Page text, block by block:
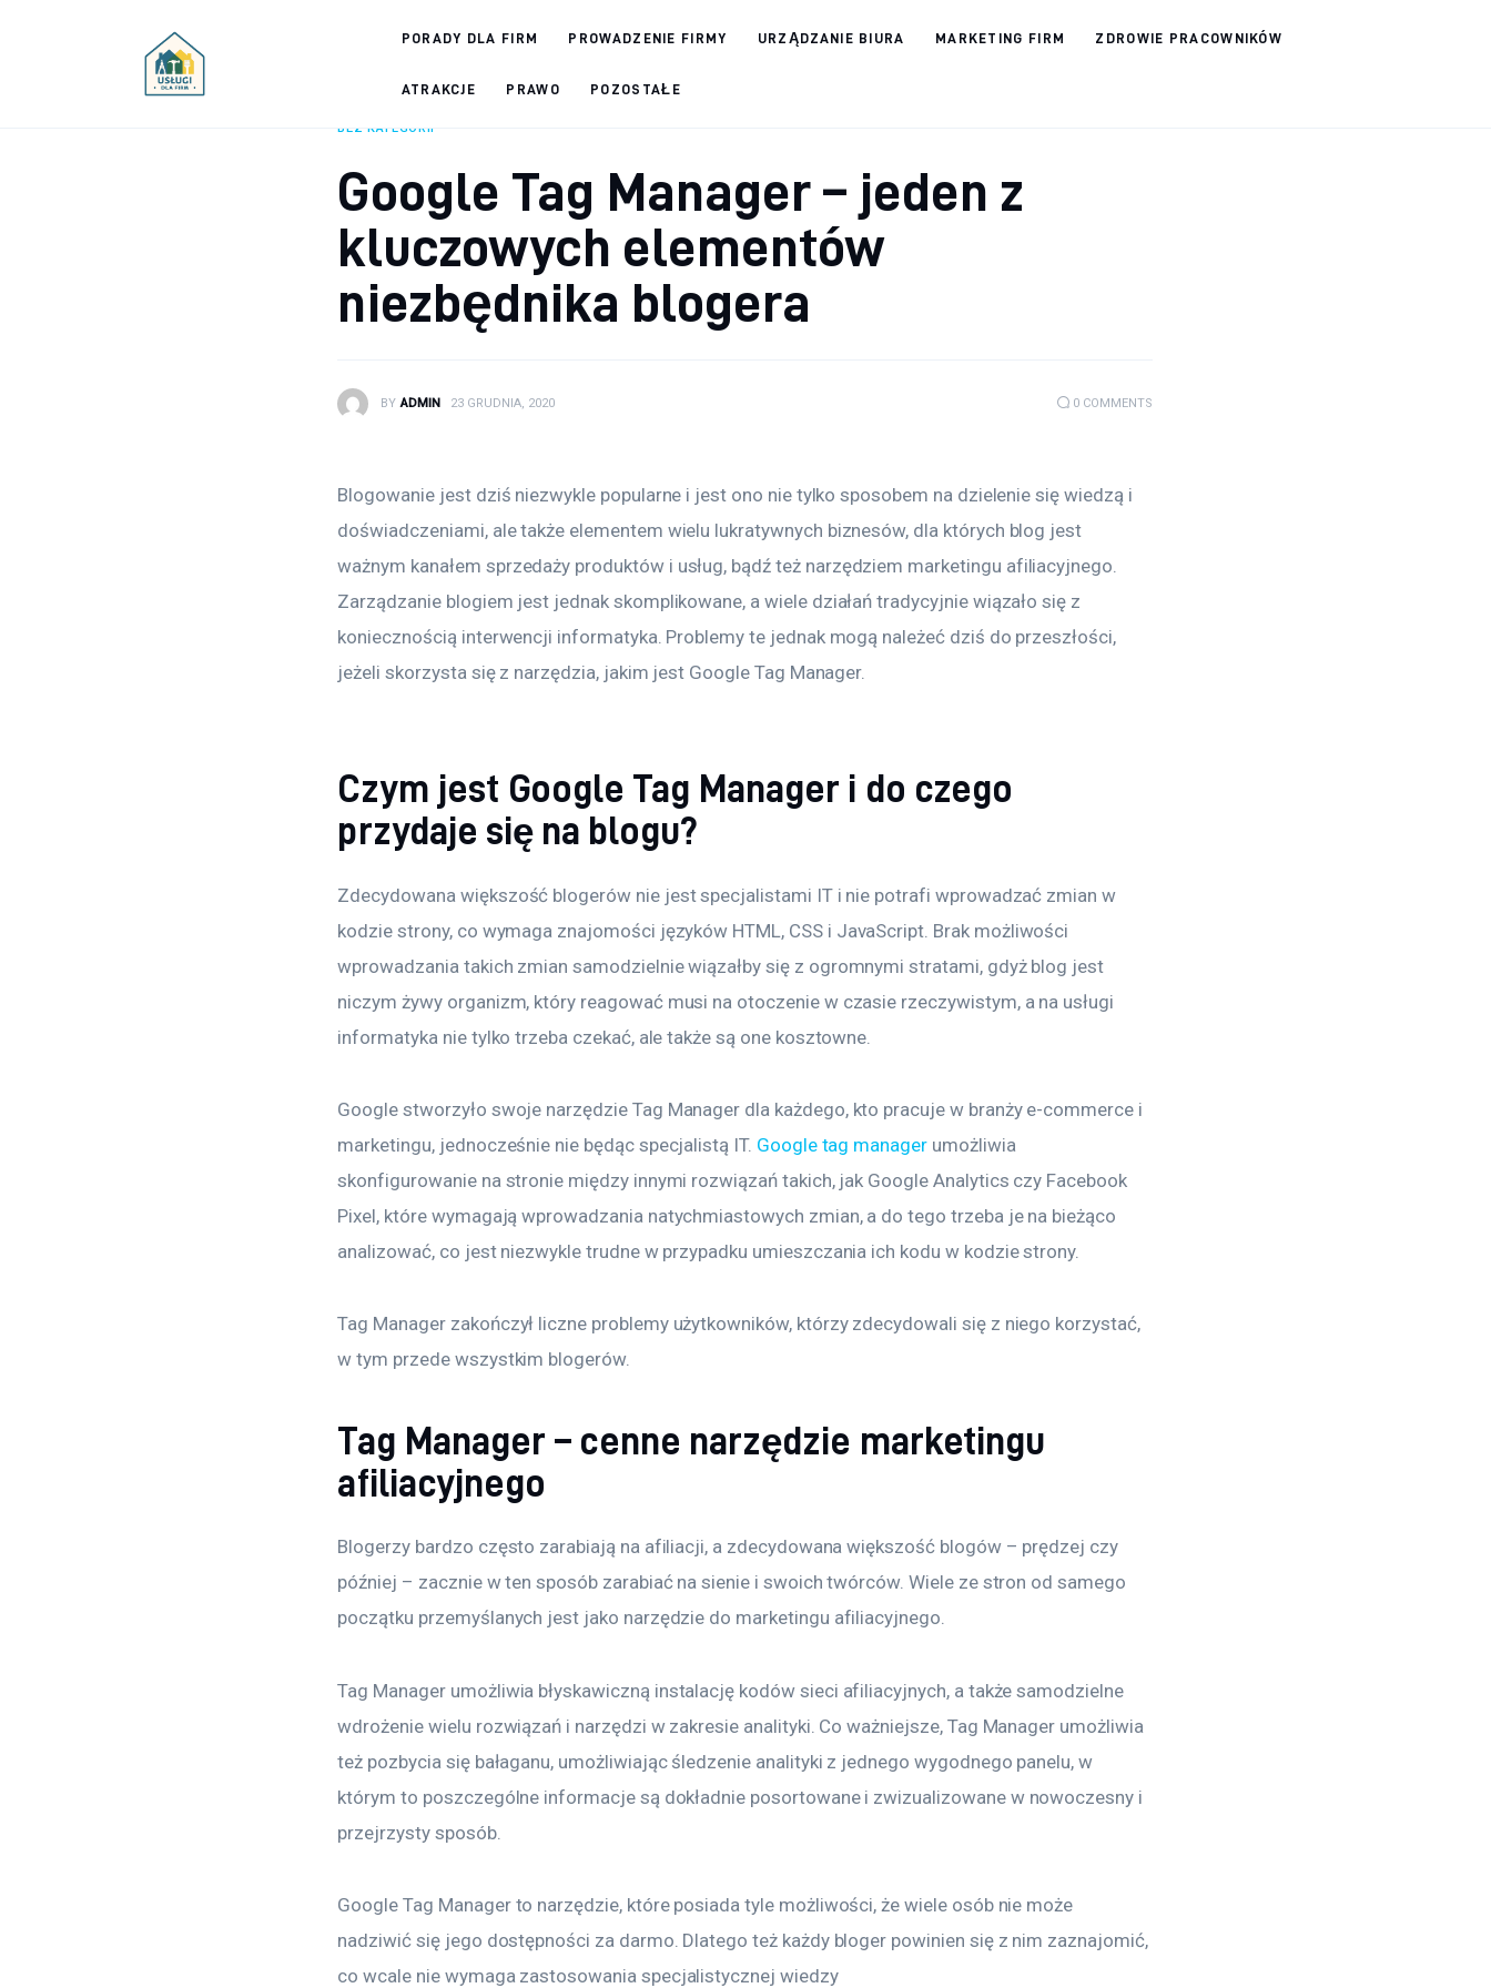
PORADY DLA FIRM PROWADZENIE FIRMY URZĄDZANIE BIURA MARKETING FIRM ZDROWIE PRACOWNIKÓW
ATRAKCJE PRAWO POZOSTAŁE
Prowadzenie firmy
BEZ KATEGORII
Google Tag Manager – jeden z
kluczowych elementów
niezbędnika blogera
BY ADMIN 23 GRUDNIA, 2020 0 COMMENTS
Blogowanie jest dziś niezwykle popularne i jest ono nie tylko sposobem na dzielenie się wiedzą i
doświadczeniami, ale także elementem wielu lukratywnych biznesów, dla których blog jest
ważnym kanałem sprzedaży produktów i usług, bądź też narzędziem marketingu afiliacyjnego.
Zarządzanie blogiem jest jednak skomplikowane, a wiele działań tradycyjnie wiązało się z
koniecznością interwencji informatyka. Problemy te jednak mogą należeć dziś do przeszłości,
jeżeli skorzysta się z narzędzia, jakim jest Google Tag Manager.
Czym jest Google Tag Manager i do czego
przydaje się na blogu?
Zdecydowana większość blogerów nie jest specjalistami IT i nie potrafi wprowadzać zmian w
kodzie strony, co wymaga znajomości języków HTML, CSS i JavaScript. Brak możliwości
wprowadzania takich zmian samodzielnie wiązałby się z ogromnymi stratami, gdyż blog jest
niczym żywy organizm, który reagować musi na otoczenie w czasie rzeczywistym, a na usługi
informatyka nie tylko trzeba czekać, ale także są one kosztowne.
Google stworzyło swoje narzędzie Tag Manager dla każdego, kto pracuje w branży e-commerce i
marketingu, jednocześnie nie będąc specjalistą IT. Google tag manager umożliwia
skonfigurowanie na stronie między innymi rozwiązań takich, jak Google Analytics czy Facebook
Pixel, które wymagają wprowadzania natychmiastowych zmian, a do tego trzeba je na bieżąco
analizować, co jest niezwykle trudne w przypadku umieszczania ich kodu w kodzie strony.
Tag Manager zakończył liczne problemy użytkowników, którzy zdecydowali się z niego korzystać,
w tym przede wszystkim blogerów.
Tag Manager – cenne narzędzie marketingu
afiliacyjnego
Blogerzy bardzo często zarabiają na afiliacji, a zdecydowana większość blogów – prędzej czy
później – zacznie w ten sposób zarabiać na sienie i swoich twórców. Wiele ze stron od samego
początku przemyślanych jest jako narzędzie do marketingu afiliacyjnego.
Tag Manager umożliwia błyskawiczną instalację kodów sieci afiliacyjnych, a także samodzielne
wdrożenie wielu rozwiązań i narzędzi w zakresie analityki. Co ważniejsze, Tag Manager umożliwia
też pozbycia się bałaganu, umożliwiając śledzenie analityki z jednego wygodnego panelu, w
którym to poszczególne informacje są dokładnie posortowane i zwizualizowane w nowoczesny i
przejrzysty sposób.
Google Tag Manager to narzędzie, które posiada tyle możliwości, że wiele osób nie może
nadziwić się jego dostępności za darmo. Dlatego też każdy bloger powinien się z nim zaznajomić,
co wcale nie wymaga zastosowania specjalistycznej wiedzy